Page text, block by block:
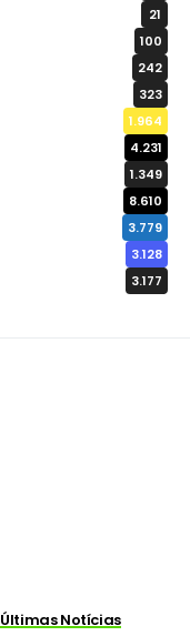
21
100
242
323
1.964
4.231
1.349
8.610
3.779
3.128
3.177
Últimas Notícias